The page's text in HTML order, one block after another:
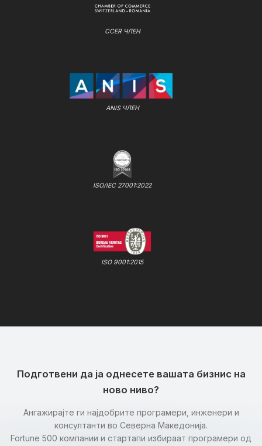
CCER ЧЛЕН
ANIS ЧЛЕН
ISO/IEC 27001:2022
ISO 9001:2015
Подготвени да ја однесете вашата бизнис на
ново ниво?
Ангажирајте ги најдобрите програмери, инженери и
консултанти во Северна Македонија.
Fortune 500 компании и стартапи избираат програмери од